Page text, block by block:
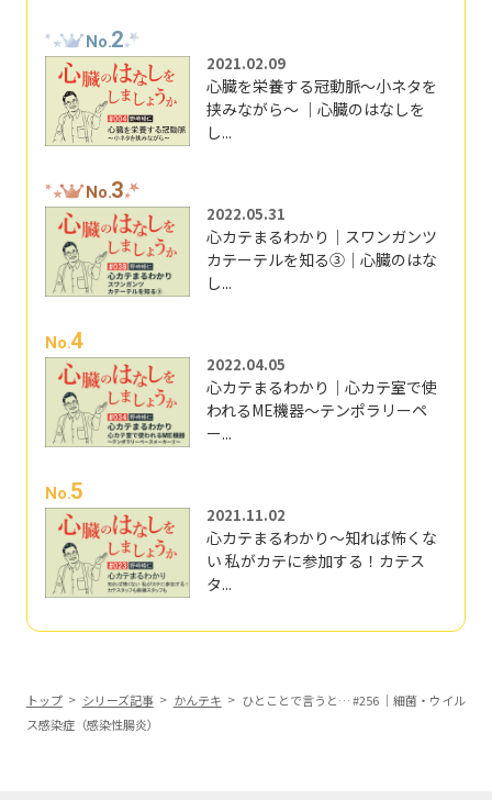
No.2
2021.02.09
心臓を栄養する冠動脈～小ネタを
挟みながら～ ｜心臓のはなしを
し...
No.3
2022.05.31
心カテまるわかり｜スワンガンツ
カテーテルを知る③｜心臓のはな
し...
No.4
2022.04.05
心カテまるわかり｜心カテ室で使
われるME機器～テンポラリーペ
ー...
No.5
2021.11.02
心カテまるわかり～知れば怖くな
い 私がカテに参加する！カテス
タ...
トップ シリーズ記事 かんテキ
ひとことで言うと… #256 ｜細菌・ウイル
ス感染症（感染性腸炎）